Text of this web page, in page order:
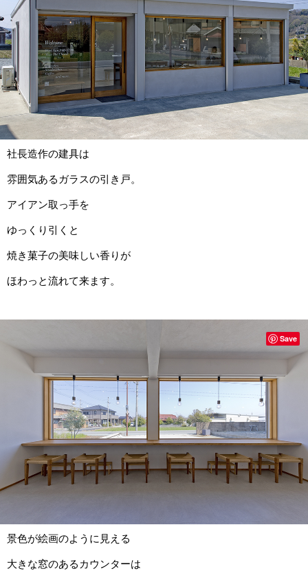
社長造作の建具は
雰囲気あるガラスの引き戸。
アイアン取っ手を
ゆっくり引くと
焼き菓子の美味しい香りが
ほわっと流れて来ます。
景色が絵画のように見える
大きな窓のあるカウンターは
Save